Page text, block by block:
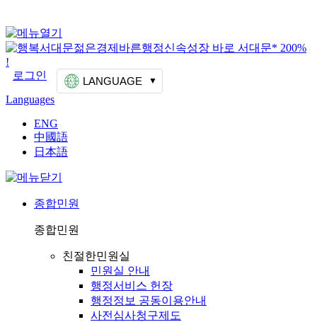
로그인
LANGUAGE
Languages
ENG
中國語
日本語
종합민원
종합민원
친절한민원실
민원실 안내
행정서비스 헌장
행정정보 공동이용안내
사전심사청구제도